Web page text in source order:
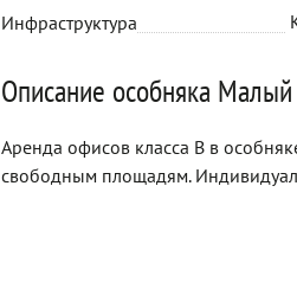
Инфраструктура
Описание особняка
Аренда офисов класса B в
свободным площадям.